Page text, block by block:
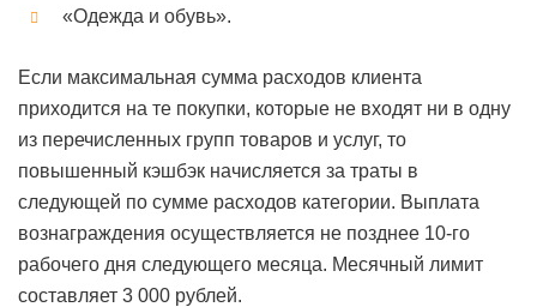
«Одежда и обувь».
Если максимальная сумма расходов клиента
приходится на те покупки, которые не входят ни в одну
из перечисленных групп товаров и услуг, то
повышенный кэшбэк начисляется за траты в
следующей по сумме расходов категории. Выплата
вознаграждения осуществляется не позднее 10-го
рабочего дня следующего месяца. Месячный лимит
составляет 3 000 рублей.